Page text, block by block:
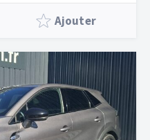
Ajouter